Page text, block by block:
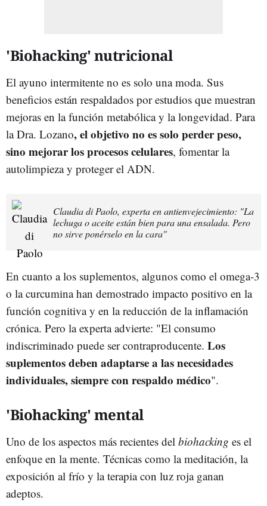
'Biohacking' nutricional
El ayuno intermitente no es solo una moda. Sus
beneficios están respaldados por estudios que muestran
mejoras en la función metabólica y la longevidad. Para
la Dra. Lozano, el objetivo no es solo perder peso,
sino mejorar los procesos celulares, fomentar la
autolimpieza y proteger el ADN.
Claudia di Paolo, experta en antienvejecimiento: "La
lechuga o aceite están bien para una ensalada. Pero
no sirve ponérselo en la cara"
En cuanto a los suplementos, algunos como el omega-3
o la curcumina han demostrado impacto positivo en la
función cognitiva y en la reducción de la inflamación
crónica. Pero la experta advierte: "El consumo
indiscriminado puede ser contraproducente. Los
suplementos deben adaptarse a las necesidades
individuales, siempre con respaldo médico".
'Biohacking' mental
Uno de los aspectos más recientes del biohacking es el
enfoque en la mente. Técnicas como la meditación, la
exposición al frío y la terapia con luz roja ganan
adeptos.